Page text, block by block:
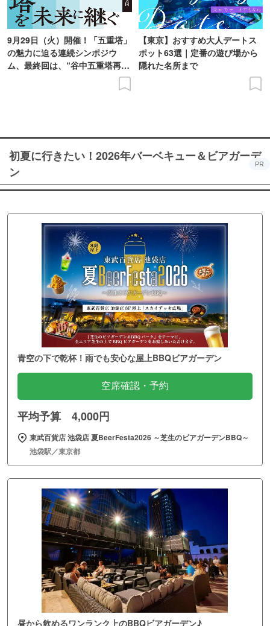
9月29日（火）開催！「五重塔」
の魅力に迫る連続シンポジウ
ム、最終回は、“谷中五重塔再建
【東京】おすすめ大人デートス
ポット63選｜定番の遊び場から
隠れた名所まで
初夏に行きたい！2026年バーベキュー＆ビアガーデ
ン
PR
青空の下で乾杯！雨でも安心な屋上BBQビアガーデン
空席確認・予約
平均予算 4,000円
東武百貨店 池袋店 夏BeerFesta2026 ～芝生のビアガーデンBBQ～
池袋駅／東京都
昼から飲めるワンランク上のBBQビアガーデン♪